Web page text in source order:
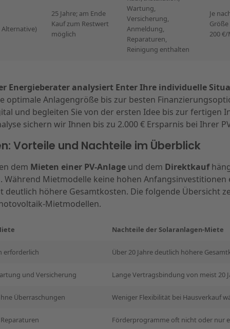
25 Jahre; am Ende
Kauf zum Restwert
möglich
Wartung,
Versicherung,
Anmeldung,
Reparaturen,
Reinigung enthalten
Je
Größe
200
Energieberater analysiert Enter Ihre individuelle
optimale Anlagengröße bis zur besten
und begleiten Sie von der ersten Idee bis zur fertigen
sichern wir Ihnen bis zu 2.000 € Ersparnis bei Ihrer
Vorteile und Nachteile im Überblick
dem Mieten einer PV-Anlageund dem Direktkauf
Während Mietmodelle keine hohen
deutlich höhere Gesamtkosten. Die folgende Übersicht
Mietmodellen.
Nachteile der Solaranlagen-Miete
erforderlich Über 20 Jahre deutlich höhere
und Versicherung Lange Vertragsbindung von meist 20
Überraschungen Weniger Flexibilität bei Hausverkauf
Förderprogramme oft nicht oder nur